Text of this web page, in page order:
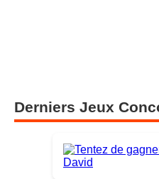
Derniers Jeux